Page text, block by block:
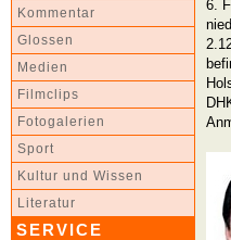
Kommentar
Glossen
Medien
Filmclips
Fotogalerien
Sport
Kultur und Wissen
Literatur
SERVICE
6.